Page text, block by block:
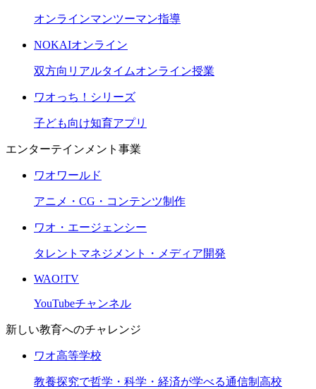
オンラインマンツーマン指導
NOKAIオンライン
双方向リアルタイムオンライン授業
ワオっち！シリーズ
子ども向け知育アプリ
エンターテインメント事業
ワオワールド
アニメ・CG・コンテンツ制作
ワオ・エージェンシー
タレントマネジメント・メディア開発
WAO!TV
YouTubeチャンネル
新しい教育へのチャレンジ
ワオ高等学校
教養探究で哲学・科学・経済が学べる通信制高校